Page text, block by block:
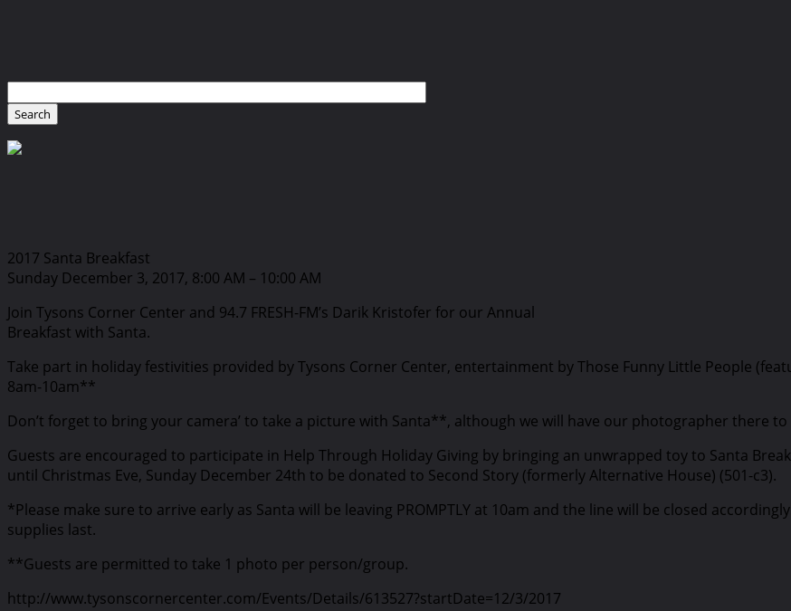
2017 Santa Breakfast
Sunday December 3, 2017, 8:00 AM – 10:00 AM
Join Tysons Corner Center and 94.7 FRESH-FM’s Darik Kristofer for our Annual
Breakfast with Santa.
Take part in holiday festivities provided by Tysons Corner Center, entertainment by Those Funny Little People
8am-10am**
Don’t forget to bring your camera’ to take a picture with Santa**, although we will have our photographer there
Guests are encouraged to participate in Help Through Holiday Giving by bringing an unwrapped toy to Santa
until Christmas Eve, Sunday December 24th to be donated to Second Story (formerly Alternative House) (501-c3).
*Please make sure to arrive early as Santa will be leaving PROMPTLY at 10am and the line will be closed
supplies last.
**Guests are permitted to take 1 photo per person/group.
http://www.tysonscornercenter.com/Events/Details/613527?startDate=12/3/2017